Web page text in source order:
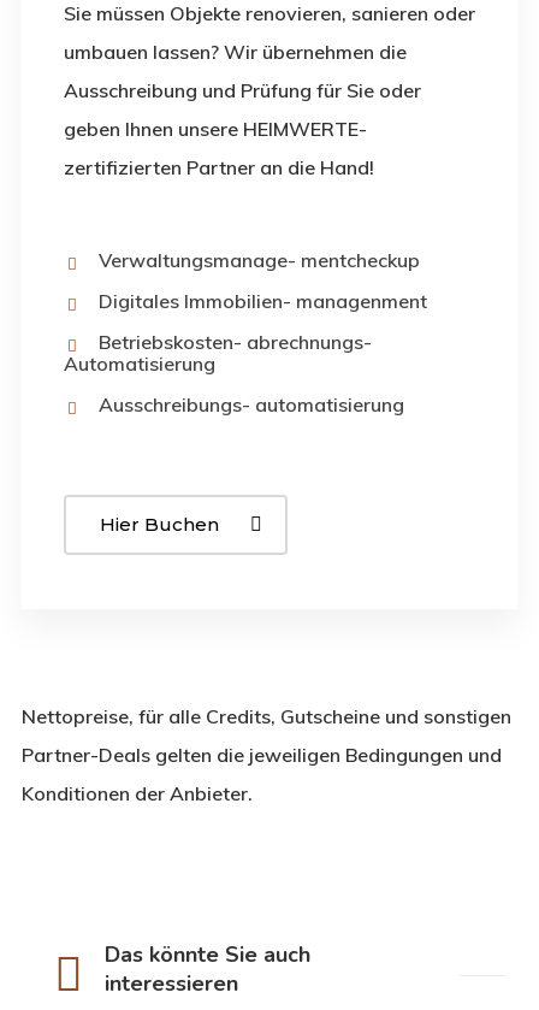
Sie müssen Objekte renovieren, sanieren oder
umbauen lassen? Wir übernehmen die
Ausschreibung und Prüfung für Sie oder
geben Ihnen unsere HEIMWERTE-
zertifizierten Partner an die Hand!
Verwaltungsmanage- mentcheckup
Digitales Immobilien- managenment
Betriebskosten- abrechnungs-
Automatisierung
Ausschreibungs- automatisierung
Hier Buchen
Nettopreise, für alle Credits, Gutscheine und sonstigen
Partner-Deals gelten die jeweiligen Bedingungen und
Konditionen der Anbieter.
Das könnte Sie auch
interessieren